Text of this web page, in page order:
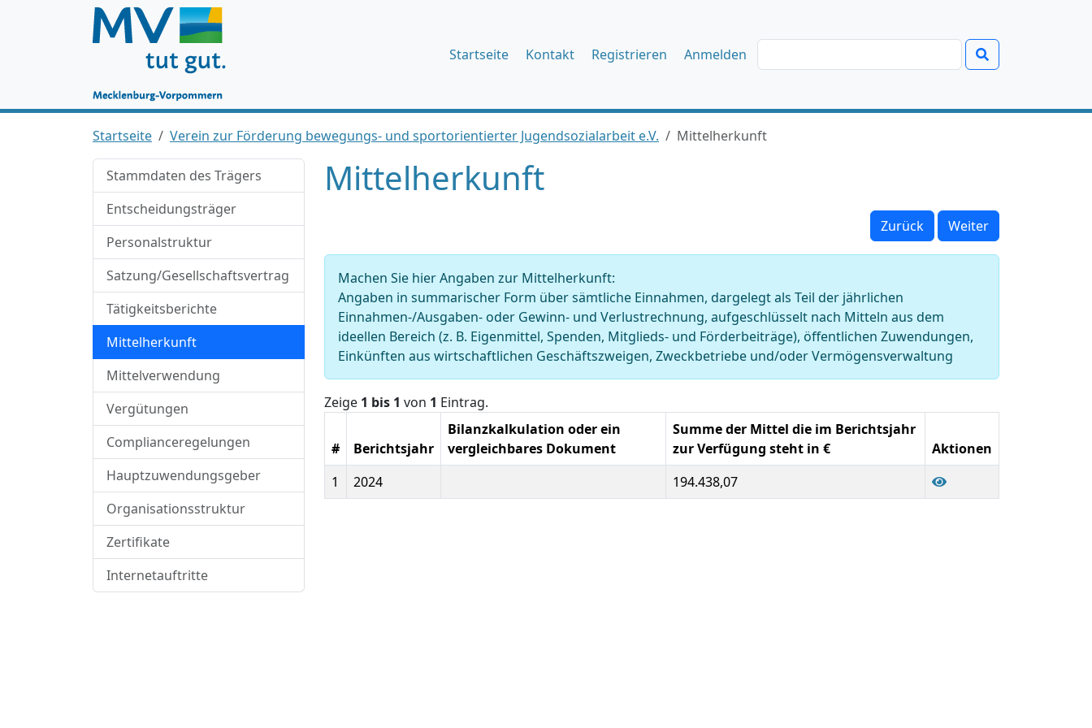
Startseite Kontakt Registrieren Anmelden
Startseite Verein zur Förderung bewegungs- und sportorientierter Jugendsozialarbeit e.V. Mittelherkunft
Stammdaten des Trägers
Entscheidungsträger
Personalstruktur
Satzung/Gesellschaftsvertrag
Tätigkeitsberichte
Mittelherkunft
Mittelverwendung
Vergütungen
Complianceregelungen
Hauptzuwendungsgeber
Organisationsstruktur
Zertifikate
Internetauftritte
Mittelherkunft
Zurück Weiter
Machen Sie hier Angaben zur Mittelherkunft:
Angaben in summarischer Form über sämtliche Einnahmen, dargelegt als Teil der jährlichen
Einnahmen-/Ausgaben- oder Gewinn- und Verlustrechnung, aufgeschlüsselt nach Mitteln aus dem
ideellen Bereich (z. B. Eigenmittel, Spenden, Mitglieds- und Förderbeiträge), öffentlichen Zuwendungen,
Einkünften aus wirtschaftlichen Geschäftszweigen, Zweckbetriebe und/oder Vermögensverwaltung
Zeige 1 bis 1 von 1 Eintrag.
# Berichtsjahr
Bilanzkalkulation oder ein
vergleichbares Dokument
Summe der Mittel die im Berichtsjahr
zur Verfügung steht in €
Aktionen
1
2024 194.438,07